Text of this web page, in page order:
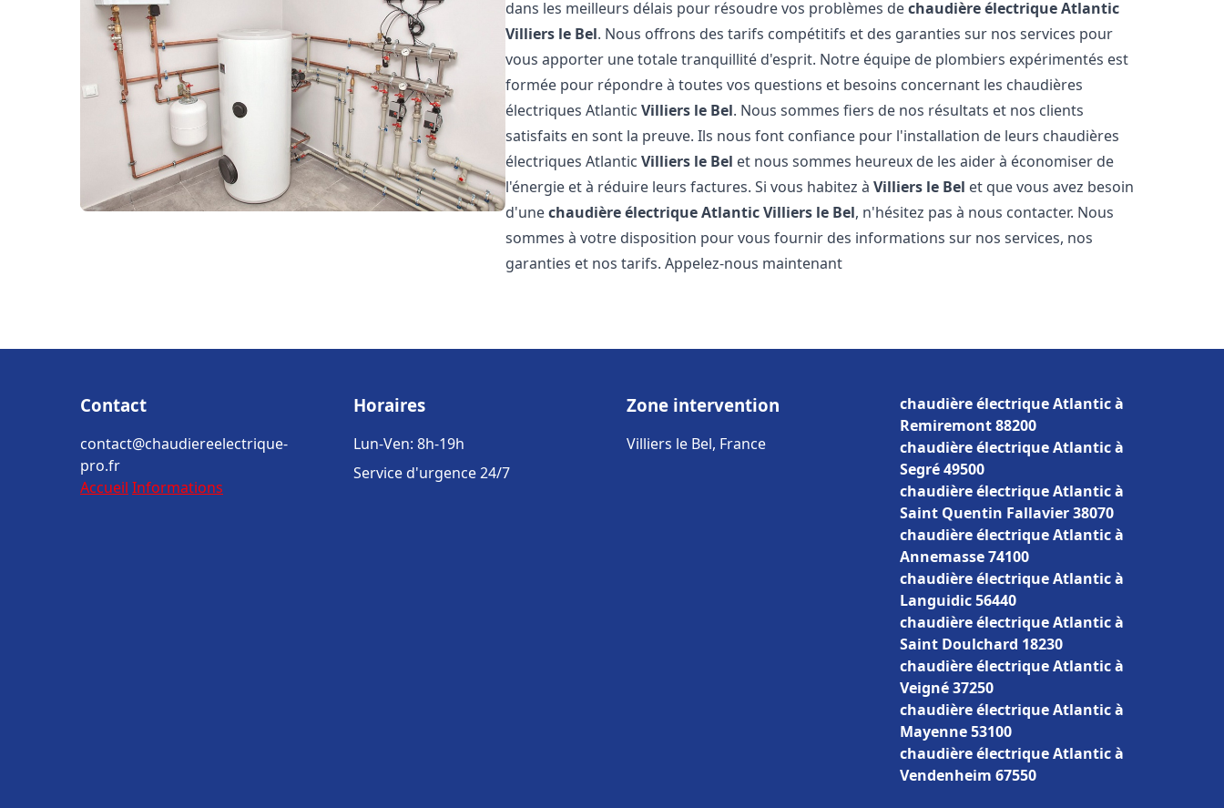
dans les meilleurs délais pour résoudre vos problèmes dechaudière électrique Atlantic
Villiers le Bel. Nous offrons des tarifs compétitifs et des garanties sur nos services pour
vous apporter une totale tranquillité d'esprit. Notre équipe de plombiers expérimentés est
formée pour répondre à toutes vos questions et besoins concernant les chaudières
électriques AtlanticVilliers le Bel. Nous sommes fiers de nos résultats et nos clients
satisfaits en sont la preuve. Ils nous font confiance pour l'installation de leurs chaudières
électriques AtlanticVilliers le Bel et nous sommes heureux de les aider à économiser de
l'énergie et à réduire leurs factures. Si vous habitez àVilliers le Bel et que vous avez besoin
d'unechaudière électrique AtlanticVilliers le Bel, n'hésitez pas à nous contacter. Nous
sommes à votre disposition pour vous fournir des informations sur nos services, nos
garanties et nos tarifs. Appelez-nous maintenant
Contact
contact@chaudiereelectrique-
pro.fr
Accueil Informations
Horaires
Lun-Ven: 8h-19h
Service d'urgence 24/7
Zone intervention
Villiers le Bel, France
chaudière électrique Atlantic à
Remiremont 88200
chaudière électrique Atlantic à
Segré 49500
chaudière électrique Atlantic à
Saint Quentin Fallavier 38070
chaudière électrique Atlantic à
Annemasse 74100
chaudière électrique Atlantic à
Languidic 56440
chaudière électrique Atlantic à
Saint Doulchard 18230
chaudière électrique Atlantic à
Veigné 37250
chaudière électrique Atlantic à
Mayenne 53100
chaudière électrique Atlantic à
Vendenheim 67550